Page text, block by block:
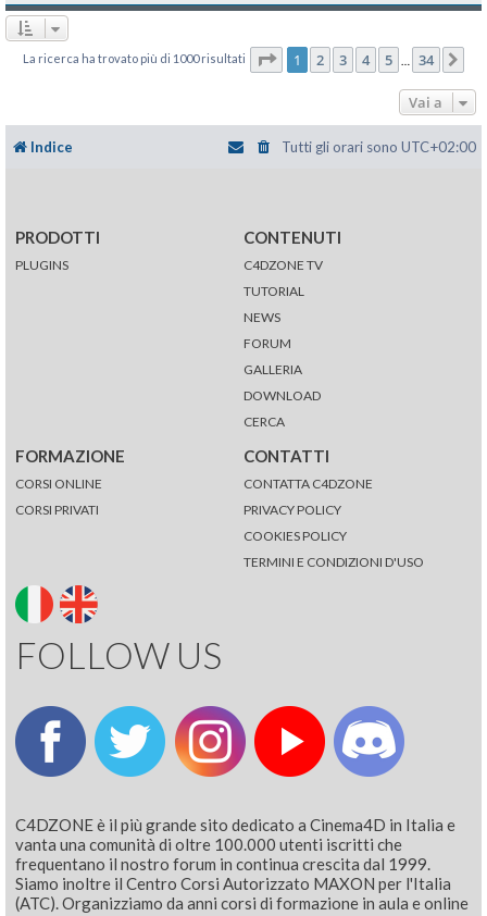
La ricerca ha trovato più di 1000 risultati Pagina di 34
1 2 3 4 5 34
Vai a
Indice Tutti gli orari sono UTC+02:00
PRODOTTI
PLUGINS
CONTENUTI
C4DZONE TV
TUTORIAL
NEWS
FORUM
GALLERIA
DOWNLOAD
CERCA
FORMAZIONE
CORSI ONLINE
CORSI PRIVATI
CONTATTI
CONTATTA C4DZONE
PRIVACY POLICY
COOKIES POLICY
TERMINI E CONDIZIONI D'USO
FOLLOW US
C4DZONE è il più grande sito dedicato a Cinema4D in Italia e
vanta una comunità di oltre 100.000 utenti iscritti che
frequentano il nostro forum in continua crescita dal 1999.
Siamo inoltre il Centro Corsi Autorizzato MAXON per l'Italia
(ATC). Organizziamo da anni corsi di formazione in aula e online